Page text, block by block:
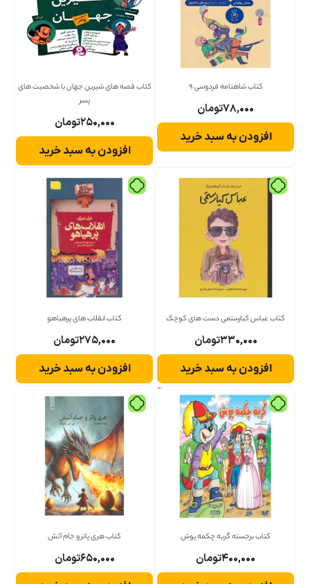
کتاب شاهنامه فردوسی 9
۷۸,۰۰۰تومان
افزودن به سبد خرید
کتاب قصه های شیرین جهان با شخصیت های
۲۵۰,۰۰۰تومان
افزودن به سبد خرید
کتاب عباس کیارستمی دست های کوچک
۳۳۰,۰۰۰تومان
افزودن به سبد خرید
کتاب انقلاب های پرهیاهو
۲۷۵,۰۰۰تومان
افزودن به سبد خرید
کتاب برجسته گربه چکمه پوش
۴۰۰,۰۰۰تومان
کتاب هری پاتر و جام آتش
۶۵۰,۰۰۰تومان